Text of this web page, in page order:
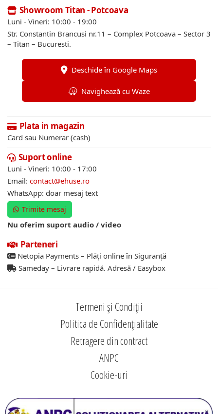
Showroom Titan - Potcoava
Luni - Vineri: 10:00 - 19:00
Str. Constantin Brancusi nr.11 – Complex Potcoava – Sector 3
– Titan – Bucuresti.
Deschide în Google Maps
Navighează cu Waze
Plata in magazin
Card sau Numerar (cash)
Suport online
Luni - Vineri: 10:00 - 17:00
Email: contact@ehuse.ro
WhatsApp: doar mesaj text
Trimite mesaj
Nu oferim suport audio / video
Parteneri
Netopia Payments – Plăți online în Siguranță
Sameday – Livrare rapidă. Adresă / Easybox
Termeni și Condiții
Politica de Confidențialitate
Retragere din contract
ANPC
Cookie-uri